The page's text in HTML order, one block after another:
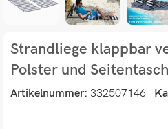
Strandliege klappbar
Polster und
Artikelnummer: 332507146